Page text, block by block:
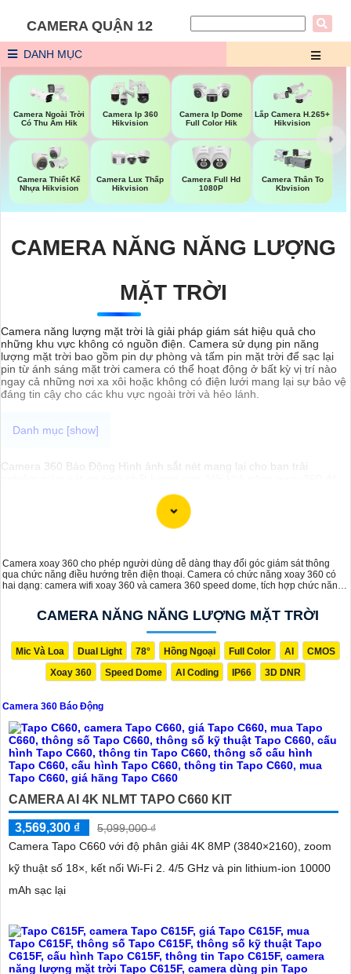
CAMERA QUẬN 12
DANH MỤC
Camera Ngoài Trời
Có Thu Âm Hik
Camera Ip 360
Hikvision
Camera Ip Dome
Full Color Hik
Lắp Camera H.265+
Hikvision
Camera Thiết Kế
Nhựa Hikvision
Camera Lux Thấp
Hikvision
Camera Full Hd
1080P
Camera Thân To
Kbvision
CAMERA NĂNG NĂNG LƯỢNG
MẶT TRỜI
Camera năng lượng mặt trời là giải pháp giám sát hiệu quả cho
những khu vực không có nguồn điện. Camera sử dụng pin năng
lượng mặt trời bao gồm pin dự phòng và tấm pin mặt trời để sạc lại
pin từ ánh sáng mặt trời camera có thể hoạt động ở bất kỳ vị trí nào
ngay cả những nơi xa xôi hoặc không có điện lưới mang lại sự bảo vệ
đáng tin cậy cho các khu vực ngoài trời và hẻo lánh.
Camera 360 Báo Động Hình ảnh sắt nét mang lại cho bạn trải
camera này giúp bạn theo dõi mọi góc độ một cách toàn diện. Hình
ảnh được ghi lại rõ nét, chất lượng cao, giúp bạn nắm bắt mọi chi tiết
một cách dễ dàng. Đặc điểm chất lượng hơn tính năng báo động
thông minh sẽ cảnh báo ngay lập tức khi phát hiện sự cố, giúp gia
an ninh cho bạn và gia đình.
Camera xoay 360 cho phép người dùng dễ dàng thay đổi góc giám sát thông
qua chức năng điều hướng trên điện thoại. Camera có chức năng xoay 360 có
hai dạng: camera wifi xoay 360 và camera 360 speed dome, tích hợp chức năng
một diện tích rộng, nâng cao hiệu quả bảo mật và cung cấp cái nhìn tổng quát
hơn về khu vực cần quan sát.
CAMERA NĂNG NĂNG LƯỢNG MẶT TRỜI
Mic Và Loa Dual Light 78° Hồng Ngoại Full Color AI
CMOS
Xoay 360
Speed Dome AI Coding IP66 3D DNR
Camera 360 Báo Động
CAMERA AI 4K NLMT TAPO C660 KIT
3,569,300 ₫
5,099,000 ₫
Camera Tapo C660 với độ phân giải 4K 8MP (3840×2160), zoom
kỹ thuật số 18×, kết nối Wi-Fi 2. 4/5 GHz và pin lithium-ion 10000
mAh sạc lại